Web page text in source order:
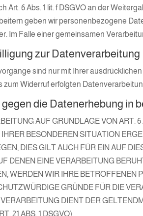
Art. 6 Abs. 1 lit. f DSGVO an der
geben wir personenbezogene
Im Falle einer gemeinsamen
zur Datenverarbeitung
sind nur mit Ihrer
zum Widerruf erfolgten
die Datenerhebung in
AUF GRUNDLAGE VON ART.
BESONDEREN SITUATION
DIES GILT AUCH FÜR EIN AUF
DENEN EINE VERARBEITUNG
WERDEN WIR IHRE BETROFFENEN
GRÜNDE FÜR DIE
DIENT DER
21 ABS. 1 DSGVO).